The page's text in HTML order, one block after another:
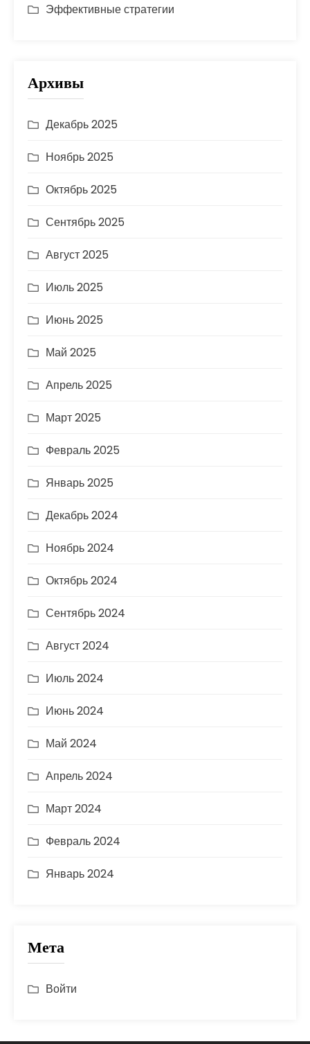
Эффективные стратегии
Архивы
Декабрь 2025
Ноябрь 2025
Октябрь 2025
Сентябрь 2025
Август 2025
Июль 2025
Июнь 2025
Май 2025
Апрель 2025
Март 2025
Февраль 2025
Январь 2025
Декабрь 2024
Ноябрь 2024
Октябрь 2024
Сентябрь 2024
Август 2024
Июль 2024
Июнь 2024
Май 2024
Апрель 2024
Март 2024
Февраль 2024
Январь 2024
Мета
Войти